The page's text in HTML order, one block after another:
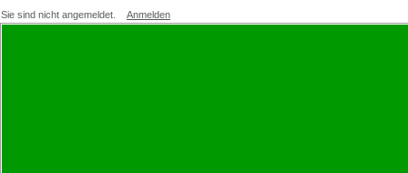
Sie sind nicht angemeldet. Anmelden